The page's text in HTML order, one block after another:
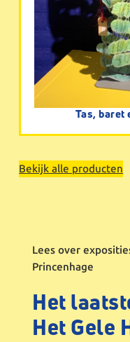
Tas, baret
Bekijk alle producten
Lees over
Princenhage
Het
Het Gele